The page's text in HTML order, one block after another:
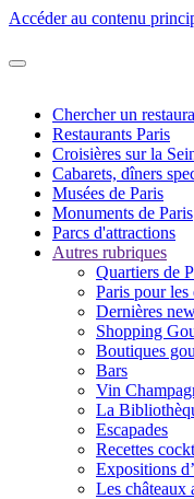
Accéder au contenu
Chercher un
Restaurants Paris
Croisières sur la
Cabarets, dîners
Musées de Paris
Monuments de Paris
Parcs d'attractions
Autres rubriques
Quartiers de
Paris pour les
Dernières
Shopping
Boutiques
Bars
Vin
La
Escapades
Recettes
Expositions
Les châteaux